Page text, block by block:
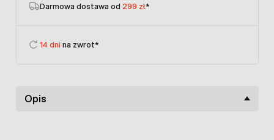
Darmowa dostawa od 299 zł*
14 dni na zwrot*
Opis